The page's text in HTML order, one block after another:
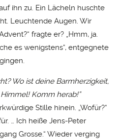
ihn zu. Ein Lächeln huschte
Leuchtende Augen. Wir
fragte er? „Hmm, ja.
es wenigstens“, entgegnete
Wo ist deine Barmherzigkeit,
Komm herab!”
Stille hinein. „Wofür?“
… Ich heiße Jens-Peter
Grosse.“ Wieder verging